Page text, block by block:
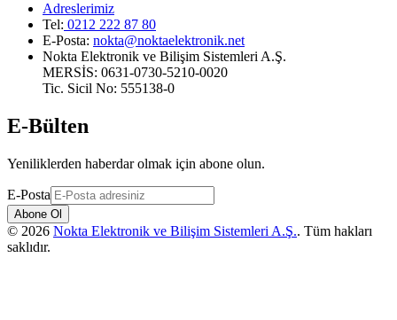
Adreslerimiz
Tel: 0212 222 87 80
E-Posta: nokta@noktaelektronik.net
Nokta Elektronik ve Bilişim Sistemleri A.Ş.
MERSİS: 0631-0730-5210-0020
Tic. Sicil No: 555138-0
E-Bülten
Yeniliklerden haberdar olmak için abone olun.
E-Posta
Abone Ol
© 2026 Nokta Elektronik ve Bilişim Sistemleri A.Ş.. Tüm hakları
saklıdır.